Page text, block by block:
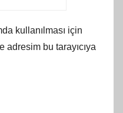
kullanılması için
adresim bu tarayıcıya